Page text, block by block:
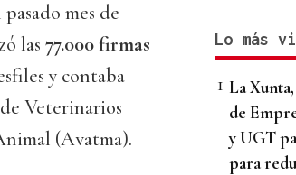
mes de
las 77.000 firmas
y contaba
Veterinarios
(Avatma).
Lo más
La
de
y UGT
para